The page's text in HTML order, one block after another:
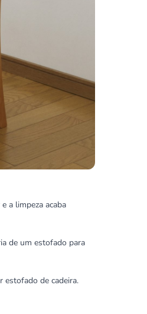
a limpeza acaba
de um estofado para
estofado de cadeira.